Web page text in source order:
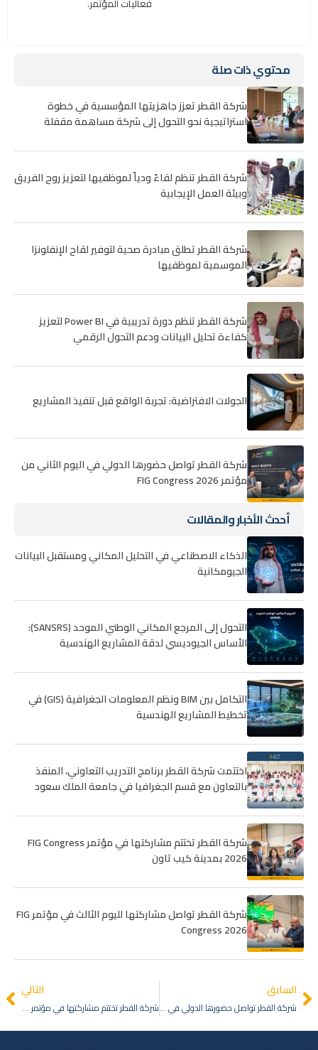
محتوي ذات صلة
شركة القطر تعزز جاهزيتها المؤسسية في خطوة
استراتيجية نحو التحول إلى شركة مساهمة مقفلة
شركة القطر تنظم لقاءً ودياً لموظفيها لتعزيز روح الفريق
وبيئة العمل الإيجابية
شركة القطر تطلق مبادرة صحية لتوفير لقاح الإنفلونزا
الموسمية لموظفيها
شركة القطر تنظم دورة تدريبية في Power BI لتعزيز
كفاءة تحليل البيانات ودعم التحول الرقمي
الجولات الافتراضية: تجربة الواقع قبل تنفيذ المشاريع
شركة القطر تواصل حضورها الدولي في اليوم الثاني من
مؤتمر FIG Congress 2026
أحدث الأخبار والمقالات
الذكاء الاصطناعي في التحليل المكاني ومستقبل البيانات
الجيومكانية
التحول إلى المرجع المكاني الوطني الموحد (SANSRS):
الأساس الجيوديسي لدقة المشاريع الهندسية
التكامل بين BIM ونظم المعلومات الجغرافية (GIS) في
تخطيط المشاريع الهندسية
اختتمت شركة القطر برنامج التدريب التعاوني، المنفذ
بالتعاون مع قسم الجغرافيا في جامعة الملك سعود
شركة القطر تختتم مشاركتها في مؤتمر FIG Congress
2026 بمدينة كيب تاون
شركة القطر تواصل مشاركتها لليوم الثالث في مؤتمر FIG
Congress 2026
السابق
شركة القطر تواصل حضورها الدولي في اليوم الثاني من مؤتمر FIG Congress 2026
التالي
شركة القطر تختتم مشاركتها في مؤتمر FIG Congress 2026 بمدينة كيب تاون